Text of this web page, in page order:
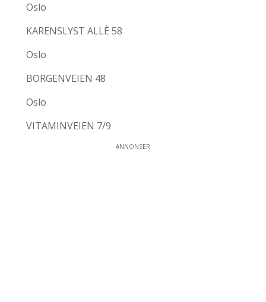
Oslo
KARENSLYST ALLÈ 58
Oslo
BORGENVEIEN 48
Oslo
VITAMINVEIEN 7/9
ANNONSER